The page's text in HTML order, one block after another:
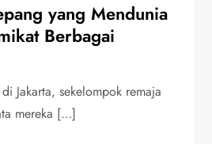
yang Mendunia
Berbagai
Jakarta, sekelompok remaja
mereka […]